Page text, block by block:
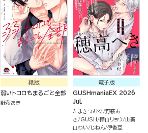
紙版
弱いトコロもまるごと全部
野萩あき
電子版
GUSHmaniaEX 2026
Jul.
たまきつむぐ 野萩あ
き
GUSH 樺山リョウ 山葵
山わい
じねん 伊香亞